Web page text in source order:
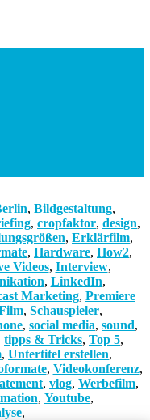
, Bildgestaltung,
, cropfaktor, design,
, Erklärfilm,
, Hardware, How2,
Videos, Interview,
, LinkedIn,
Marketing, Premiere
, Schauspieler,
, social media, sound,
tipps & Tricks, Top 5,
, Untertitel erstellen,
, Videokonferenz,
, vlog, Werbefilm,
, Youtube,
,